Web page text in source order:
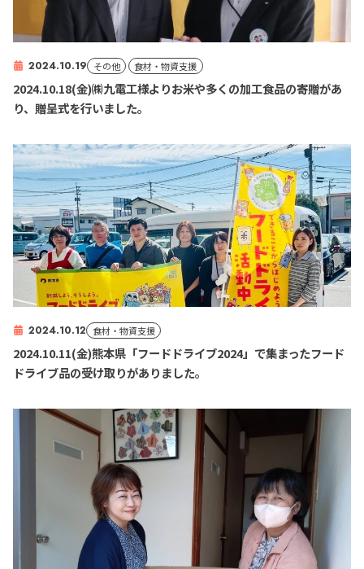
2024.10.19 その他 食材・物資支援
2024.10.18(金)㈱九電工様よりお米や多くの加工食品の寄贈があ
り、贈呈式を行いました。
2024.10.12 食材・物資支援
2024.10.11(金)熊本県「フードドライブ2024」で集まったフード
ドライブ品の受け取りがありました。